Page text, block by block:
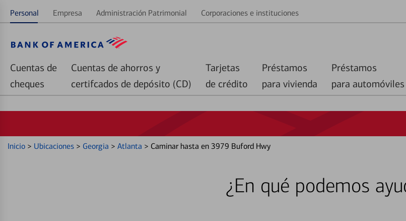
Personal Empresa Administración Patrimonial Corporaciones e instituciones
Cuentas de
cheques
Cuentas de ahorros y
certifcados de depósito (CD)
Tarjetas
de crédito
Préstamos
para vivienda
Préstamos
para automóviles
Inicio > Ubicaciones > Georgia > Atlanta > Caminar hasta en 3979 Buford Hwy
¿En qué podemos